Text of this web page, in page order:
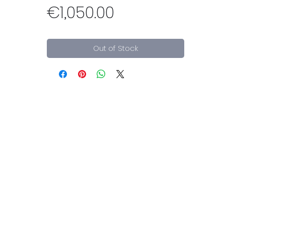
€1,050.00Price
Out of Stock